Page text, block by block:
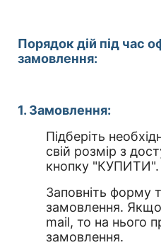
Порядок дій під час
замовлення:
1. Замовлення:
Підберіть
свій розмір з
кнопку "КУПИТИ".
Заповніть форму
замовлення.
mail, то на нього
замовлення.